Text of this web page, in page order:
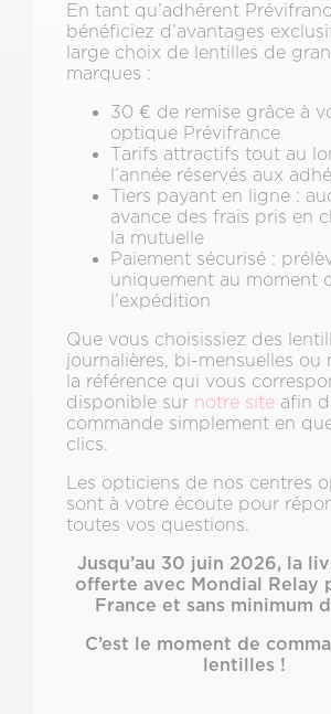
En tant qu’adhérent
bénéficiez d’avantages
large choix de lentilles de
marques :
30 € de remise grâce à
optique Prévifrance
Tarifs attractifs tout au
l’année réservés aux
Tiers payant en ligne :
avance des frais pris en
la mutuelle
Paiement sécurisé :
uniquement au moment
l’expédition
Que vous choisissiez des
journalières, bi-mensuelles ou
la référence qui vous
disponible sur notre site afin
commande simplement en
clics.
Les opticiens de nos centres
sont à votre écoute pour
toutes vos questions.
Jusqu’au 30 juin 2026, la
offerte avec Mondial Relay
France et sans minimum
C’est le moment de
lentilles !